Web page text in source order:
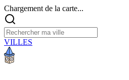
Chargement de la carte...
VILLES